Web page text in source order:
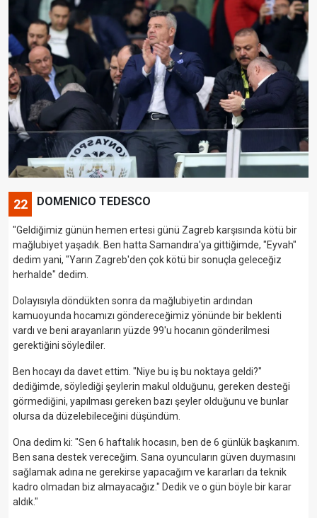
22 DOMENICO TEDESCO
"Geldiğimiz günün hemen ertesi günü Zagreb karşısında kötü bir
mağlubiyet yaşadık. Ben hatta Samandıra'ya gittiğimde, "Eyvah"
dedim yani, "Yarın Zagreb'den çok kötü bir sonuçla geleceğiz
herhalde" dedim.
Dolayısıyla döndükten sonra da mağlubiyetin ardından
kamuoyunda hocamızı göndereceğimiz yönünde bir beklenti
vardı ve beni arayanların yüzde 99'u hocanın gönderilmesi
gerektiğini söylediler.
Ben hocayı da davet ettim. "Niye bu iş bu noktaya geldi?"
dediğimde, söylediği şeylerin makul olduğunu, gereken desteği
görmediğini, yapılması gereken bazı şeyler olduğunu ve bunlar
olursa da düzelebileceğini düşündüm.
Ona dedim ki: "Sen 6 haftalık hocasın, ben de 6 günlük başkanım.
Ben sana destek vereceğim. Sana oyuncuların güven duymasını
sağlamak adına ne gerekirse yapacağım ve kararları da teknik
kadro olmadan biz almayacağız." Dedik ve o gün böyle bir karar
aldık."